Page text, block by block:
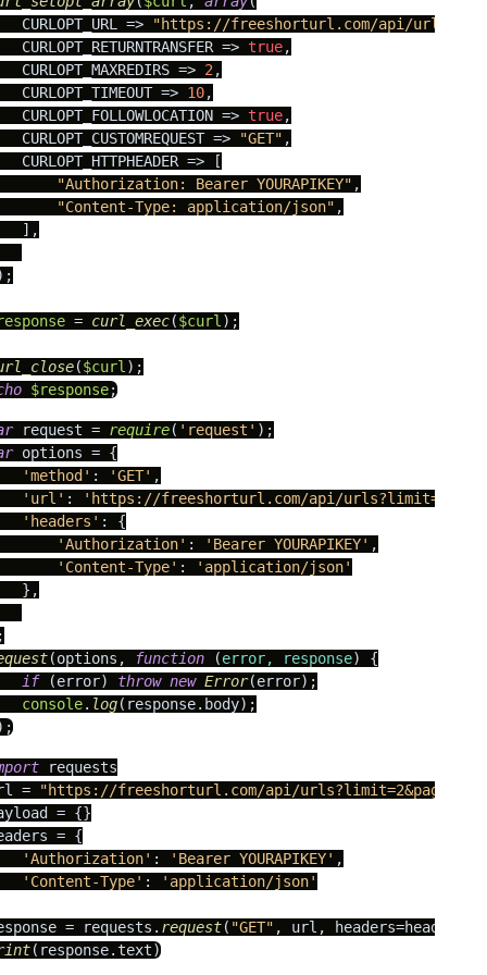
CURLOPT_URL =>
"https://freeshorturl.com/api/
CURLOPT_RETURNTRANSFER =>
true,
CURLOPT_MAXREDIRS =>
2,
CURLOPT_TIMEOUT =>
10,
CURLOPT_FOLLOWLOCATION =>
true,
CURLOPT_CUSTOMREQUEST =>
"GET" ,
CURLOPT_HTTPHEADER => [
"Authorization: Bearer YOURAPIKEY" ,
"Content-Type: application/json" ,
],
= curl_exec($curl );
($curl
$response;
request = require( 'request'
options = {
'method' : 'GET' ,
'url' :
'https://freeshorturl.com/api/
'headers' : {
'Authorization' : 'Bearer YOURAPIKEY' ,
'Content-Type' :
'application/json'
},
(options, function (error, response) {
if (error) throw new Error(error);
console. log(response. body);
requests
=
"https://freeshorturl.com/api/
= {}
= {
'Authorization' : 'Bearer YOURAPIKEY' ,
'Content-Type' :
'application/json'
= requests. request( "GET"
(response.text )